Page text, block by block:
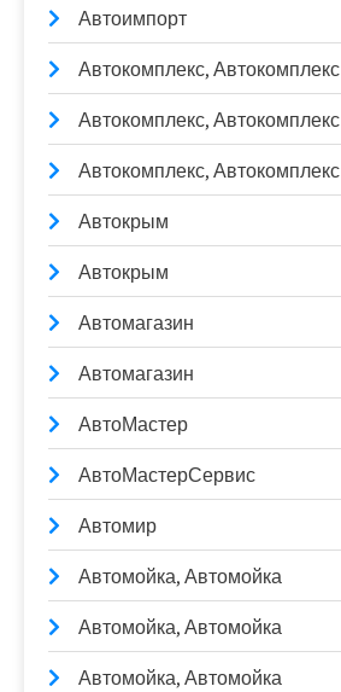
Автоимпорт
Автокомплекс, Автокомплекс
Автокомплекс, Автокомплекс
Автокомплекс, Автокомплекс
Автокрым
Автокрым
Автомагазин
Автомагазин
АвтоМастер
АвтоМастерСервис
Автомир
Автомойка, Автомойка
Автомойка, Автомойка
Автомойка, Автомойка